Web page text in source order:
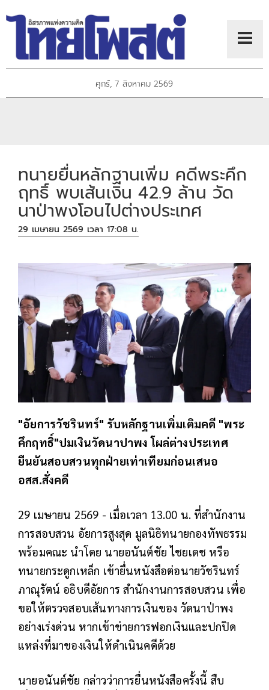
ศุกร์, 7 สิงหาคม 2569
ทนายยื่นหลักฐานเพิ่ม คดีพระคึก
ฤทธิ์ พบเส้นเงิน 42.9 ล้าน วัด
นาป่าพงโอนไปต่างประเทศ
29 เมษายน 2569 เวลา 17:08 น.
"อัยการวัชรินทร์" รับหลักฐานเพิ่มเติมคดี "พระ
คึกฤทธิ์"ปมเงินวัดนาปาพง โผล่ต่างประเทศ
ยืนยันสอบสวนทุกฝ่ายเท่าเทียมก่อนเสนอ
อสส.สั่งคดี
29 เมษายน 2569 - เมื่อเวลา 13.00 น. ที่สำนักงาน
การสอบสวน อัยการสูงสุด มูลนิธิทนายกองทัพธรรม
พร้อมคณะ นำโดย นายอนันต์ชัย ไชยเดช หรือ
ทนายกระดูกเหล็ก เข้ายื่นหนังสือต่อนายวัชรินทร์
ภาณุรัตน์ อธิบดีอัยการ สำนักงานการสอบสวน เพื่อ
ขอให้ตรวจสอบเส้นทางการเงินของ วัดนาป่าพง
อย่างเร่งด่วน หากเข้าข่ายการฟอกเงินและปกปิด
แหล่งที่มาของเงินให้ดำเนินคดีด้วย
นายอนันต์ชัย กล่าวว่าการยื่นหนังสือครั้งนี้ สืบ